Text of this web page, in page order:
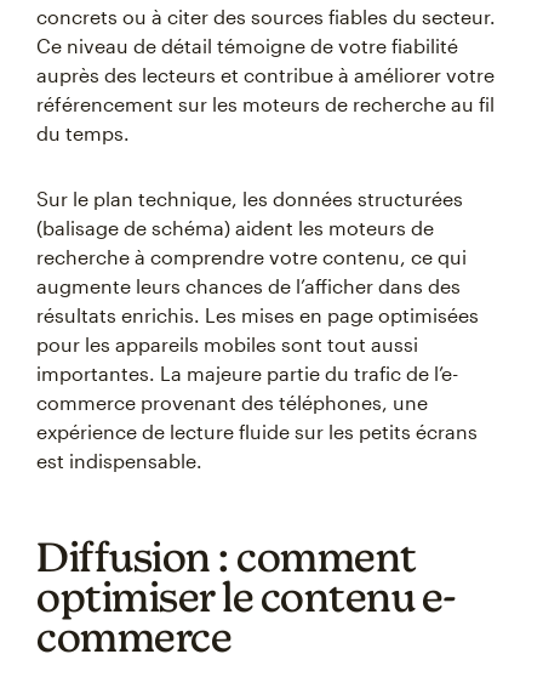
concrets ou à citer des sources fiables du secteur.
Ce niveau de détail témoigne de votre fiabilité
auprès des lecteurs et contribue à améliorer votre
référencement sur les moteurs de recherche au fil
du temps.
Sur le plan technique, les données structurées
(balisage de schéma) aident les moteurs de
recherche à comprendre votre contenu, ce qui
augmente leurs chances de l’afficher dans des
résultats enrichis. Les mises en page optimisées
pour les appareils mobiles sont tout aussi
importantes. La majeure partie du trafic de l’e-
commerce provenant des téléphones, une
expérience de lecture fluide sur les petits écrans
est indispensable.
Diffusion : comment
optimiser le contenu e-
commerce